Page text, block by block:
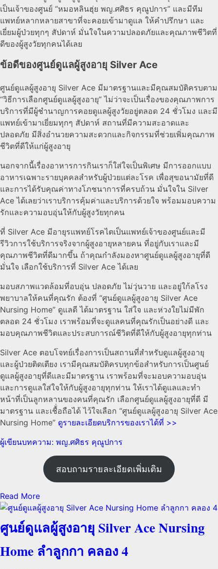
เป็นเจ้าของศูนย์ “หมอหลินฮุ่ย พญ.ศศิธร คุณูปการ” และมีทีม
แพทย์หลากหลายสาขาที่จะคอยเข้ามาดูแล ให้คำปรึกษา และ
เยี่ยมผู้ป่วยทุกๆ สัปดาห์ มั่นใจในความปลอดภัยและคุณภาพชีวิตที่
ดีของผู้สูงวัยทุกคนได้เลย
ข้อดีของศูนย์ดูแลผู้สูงอายุ Silver Ace
ศูนย์ดูแลผู้สูงอายุ Silver Ace มีมาตรฐานและมีคุณสมบัติครบตาม
“วิธีการเลือกศูนย์ดูแลผู้สูงอายุ” ไม่ว่าจะเป็นเรื่องของคุณภาพการ
บริการที่มีผู้ชำนาญการคอยดูแลผู้สูงวัยอยู่ตลอด 24 ชั่วโมง และมี
แพทย์เข้ามาเยี่ยมทุกๆ สัปดาห์ สถานที่มีความสะอาดและ
ปลอดภัย มีสิ่งอำนวยความสะดวกและกิจกรรมที่ช่วยเพิ่มคุณภาพ
ชีวิตที่ดีให้แก่ผู้สูงอายุ
นอกจากนี้เรื่องอาหารการกินเราก็ใส่ใจเป็นพิเศษ มีการออกแบบ
อาหารเฉพาะรายบุคคลสำหรับผู้ป่วยแต่ละโรค เพื่อสุขอนามัยที่ดี
และการได้รับคุณค่าทางโภชนาการที่ครบถ้วน มั่นใจใน Silver
Ace ได้เลยว่าเราบริการคุ้มค่าและบริการด้วยใจ พร้อมมอบความ
รักและความอบอุ่นให้กับผู้สูงวัยทุกคน
ที่ Silver Ace มีอายุรแพทย์โรคไตเป็นแพทย์เจ้าของศูนย์และมี
รีวิวการใช้บริการจริงจากผู้สูงอายุหลายคน ที่อยู่กับเราและมี
คุณภาพชีวิตที่ดีมากขึ้น ถ้าคุณกำลังมองหาศูนย์ดูแลผู้สูงอายุที่ดี
มั่นใจ เลือกใช้บริการที่ Silver Ace ได้เลย
มอบสภาพแวดล้อมที่อบอุ่น ปลอดภัย ไม่วุ่นวาย และอยู่ใก้ลโรง
พยาบาลให้คนที่คุณรัก ต้องที่ “ศูนย์ดูแลผู้สูงอายุ Silver Ace
Nursing Home” ดูแลดี ได้มาตรฐาน ใส่ใจ และห่วงใยไม่มีพัก
ตลอด 24 ชั่วโมง เราพร้อมที่จะดูแลคนที่คุณรักเป็นอย่างดี และ
มอบคุณภาพชีวิตและประสบการณ์ชีวิตที่ดีให้กับผู้สูงอายุทุกท่าน
Silver Ace ตอบโจทย์เรื่องการเป็นสถานที่สำหรับดูแลผู้สูงอายุ
และผู้ป่วยติดเตียง เรามีคุณสมบัติครบทุกข้อสำหรับการเป็นศูนย์
ดูแลผู้สูงอายุที่ดีและมีมาตรฐาน เราพร้อมที่จะมอบความอบอุ่น
และการดูแลใส่ใจให้กับผู้สูงอายุทุกท่าน ให้เราได้ดูแลและทำ
หน้าที่เป็นลูกหลานของคนที่คุณรัก เลือกศูนย์ดูแลผู้สูงอายุที่ดี มี
มาตรฐาน และเชื้่อถือได้ ไว้ใจเลือก “ศูนย์ดูแลผู้สูงอายุ Silver Ace
Nursing Home” ดูรายละเอียดบริการของเราได้ที่ >>
ผู้เขียนบทความ: พญ.ศศิธร คุณูปการ
สอบถามรายละเอียดเพิ่มเติม
Read More
ศูนย์ดูแลผู้สูงอายุ Silver Ace Nursing
Home ลำลูกกา คลอง 4